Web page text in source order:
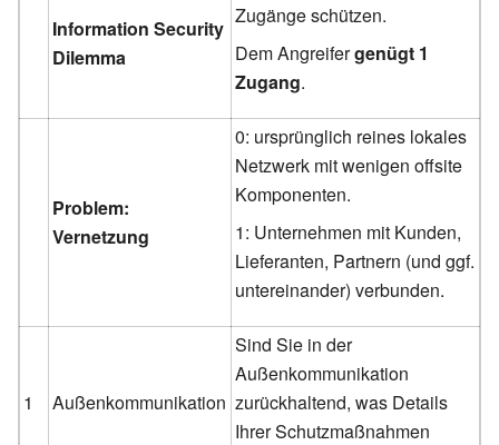
Information Security
Dilemma
Zugänge schützen.
Dem Angreifergenügt 1
Zugang.
Problem:
Vernetzung
0: ursprünglich reines lokales
Netzwerk mit wenigen offsite
Komponenten.
1: Unternehmen mit Kunden,
Lieferanten, Partnern (und ggf.
untereinander) verbunden.
1 Außenkommunikation
Sind Sie in der
Außenkommunikation
zurückhaltend, was Details
Ihrer Schutzmaßnahmen